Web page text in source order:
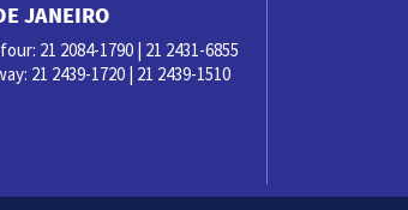
JANEIRO
21 2084-1790 | 21 2431-6855
21 2439-1720 | 21 2439-1510